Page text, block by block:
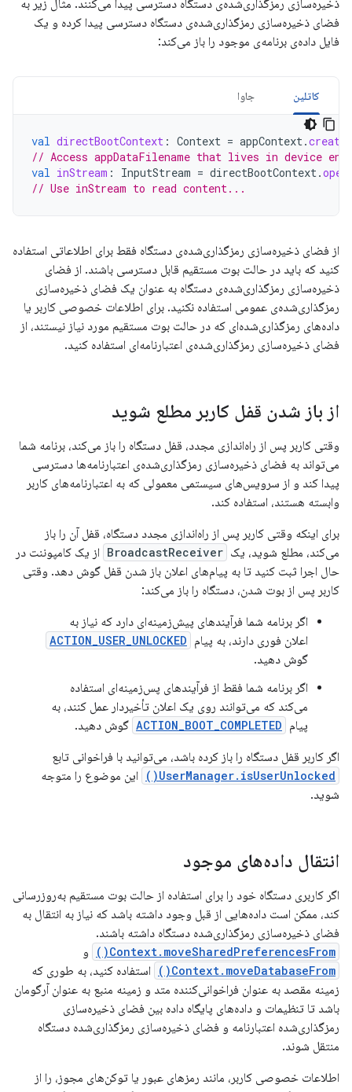
ذخیره‌سازی رمزگذاری‌شده‌ی دستگاه دسترسی پیدا می‌کنند. مثال زیر به
فضای ذخیره‌سازی رمزگذاری‌شده‌ی دستگاه دسترسی پیدا کرده و یک
فایل داده‌ی برنامه‌ی موجود را باز می‌کند:
کاتلین جاوا
val directBootContext : Context = appContext.
// Access appDataFilename that lives in device
val inStream : InputStream = directBootContext.
// Use inStream to read content...
از فضای ذخیره‌سازی رمزگذاری‌شده‌ی دستگاه فقط برای اطلاعاتی استفاده
کنید که باید در حالت بوت مستقیم قابل دسترسی باشند. از فضای
ذخیره‌سازی رمزگذاری‌شده‌ی دستگاه به عنوان یک فضای ذخیره‌سازی
رمزگذاری‌شده‌ی عمومی استفاده نکنید. برای اطلاعات خصوصی کاربر یا
داده‌های رمزگذاری‌شده‌ای که در حالت بوت مستقیم مورد نیاز نیستند، از
فضای ذخیره‌سازی رمزگذاری‌شده‌ی اعتبارنامه‌ای استفاده کنید.
از باز شدن قفل کاربر مطلع شوید
وقتی کاربر پس از راه‌اندازی مجدد، قفل دستگاه را باز می‌کند، برنامه شما
می‌تواند به فضای ذخیره‌سازی رمزگذاری‌شده‌ی اعتبارنامه‌ها دسترسی
پیدا کند و از سرویس‌های سیستمی معمولی که به اعتبارنامه‌های کاربر
وابسته هستند، استفاده کند.
برای اینکه وقتی کاربر پس از راه‌اندازی مجدد دستگاه، قفل آن را باز
می‌کند، مطلع شوید، یک BroadcastReceiver از یک کامپوننت در
حال اجرا ثبت کنید تا به پیام‌های اعلان باز شدن قفل گوش دهد. وقتی
کاربر پس از بوت شدن، دستگاه را باز می‌کند:
اگر برنامه شما فرآیندهای پیش‌زمینه‌ای دارد که نیاز به
اعلان فوری دارند، به پیام ACTION_USER_UNLOCKED
گوش دهید.
اگر برنامه شما فقط از فرآیندهای پس‌زمینه‌ای استفاده
می‌کند که می‌توانند روی یک اعلان تأخیردار عمل کنند، به
پیام ACTION_BOOT_COMPLETED گوش دهید.
اگر کاربر قفل دستگاه را باز کرده باشد، می‌توانید با فراخوانی تابع
UserManager.isUserUnlocked()
این موضوع را متوجه
شوید.
انتقال داده‌های موجود
اگر کاربری دستگاه خود را برای استفاده از حالت بوت مستقیم به‌روزرسانی
کند، ممکن است داده‌هایی از قبل وجود داشته باشد که نیاز به انتقال به
فضای ذخیره‌سازی رمزگذاری‌شده دستگاه داشته باشند.
Context.moveSharedPreferencesFrom() و
Context.moveDatabaseFrom()
استفاده کنید، به طوری که
زمینه مقصد به عنوان فراخوانی‌کننده متد و زمینه منبع به عنوان آرگومان
باشد تا تنظیمات و داده‌های پایگاه داده بین فضای ذخیره‌سازی
رمزگذاری‌شده اعتبارنامه و فضای ذخیره‌سازی رمزگذاری‌شده دستگاه
منتقل شوند.
اطلاعات خصوصی کاربر، مانند رمزهای عبور یا توکن‌های مجوز، را از